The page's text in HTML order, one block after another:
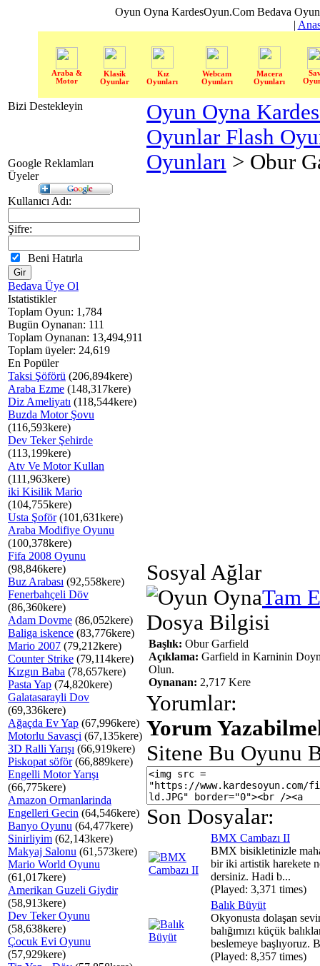
Oyun Oyna KardesOyun.Com Bedava
|
Araba &
Motor
Klasik
Oyunlar
Kız
Oyunları
Webcam
Oyunları
Macera
Oyunları
Bizi Destekleyin
Google Reklamları
Üyeler
Kullanıcı Adı:
Şifre:
Beni Hatırla
Bedava Üye Ol
Istatistikler
Toplam Oyun: 1,784
Bugün Oynanan: 111
Toplam Oynanan: 13,494,911
Toplam üyeler: 24,619
En Popüler
Taksi Şöförü (206,894kere)
Araba Ezme (148,317kere)
Diz Ameliyatı (118,544kere)
Buzda Motor Şovu
(116,593kere)
Dev Teker Şehirde
(113,199kere)
Atv Ve Motor Kullan
(111,963kere)
iki Kisilik Mario
(104,755kere)
Usta Şoför(101,631kere)
Araba Modifiye Oyunu
(100,378kere)
Fifa 2008 Oyunu
(98,846kere)
Buz Arabası (92,558kere)
Fenerbahçeli Döv
(86,360kere)
Adam Dovme (86,052kere)
Baliga iskence (83,776kere)
Mario 2007 (79,212kere)
Counter Strike (79,114kere)
Kızgın Baba (78,657kere)
Pasta Yap (74,820kere)
Galatasarayli Dov
(69,336kere)
Ağaçda Ev Yap (67,996kere)
Motorlu Savasçi (67,135kere)
3D Ralli Yarışı (66,919kere)
Piskopat söför(66,889kere)
Engelli Motor Yarışı
(66,775kere)
Amazon Ormanlarinda
Engelleri Gecin (64,546kere)
Banyo Oyunu (64,477kere)
Sinirliyim (62,143kere)
Makyaj Salonu (61,573kere)
Mario World Oyunu
(61,017kere)
Amerikan Guzeli Giydir
(58,913kere)
Dev Teker Oyunu
(58,638kere)
Çocuk Evi Oyunu
(57,929kere)
Oyun Oyna
Oyunlar Flash
Oyunları > Obur
Sosyal Ağlar
Tam
Dosya Bilgisi
Başlık: Obur Garfield
Açıklama: Garfield in Karninin
Olun.
Oynanan: 2,717 Kere
Yorumlar:
Yorum
Sitene Bu Oyunu
Son Dosyalar:
BMX Cambazı II
BMX bisikletinizle
bir iki artistik harekete
dersiniz. Hadi b...
(Played: 3,371 times)
Balık Büyüt
Okyonusta dolaşan
balığımızı küçük
beslemeye başlıyoruz.
(Played: 8,357 times)